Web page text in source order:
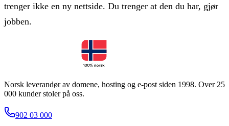
trenger ikke en ny nettside. Du trenger at den du har, gjør
jobben.
Norsk leverandør av domene, hosting og e-post siden 1998. Over 25
000 kunder stoler på oss.
902 03 000